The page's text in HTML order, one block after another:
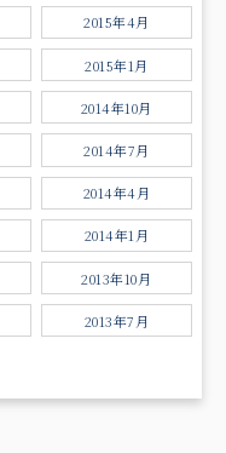
2015年4月
2015年1月
2014年10月
2014年7月
2014年4月
2014年1月
2013年10月
2013年7月